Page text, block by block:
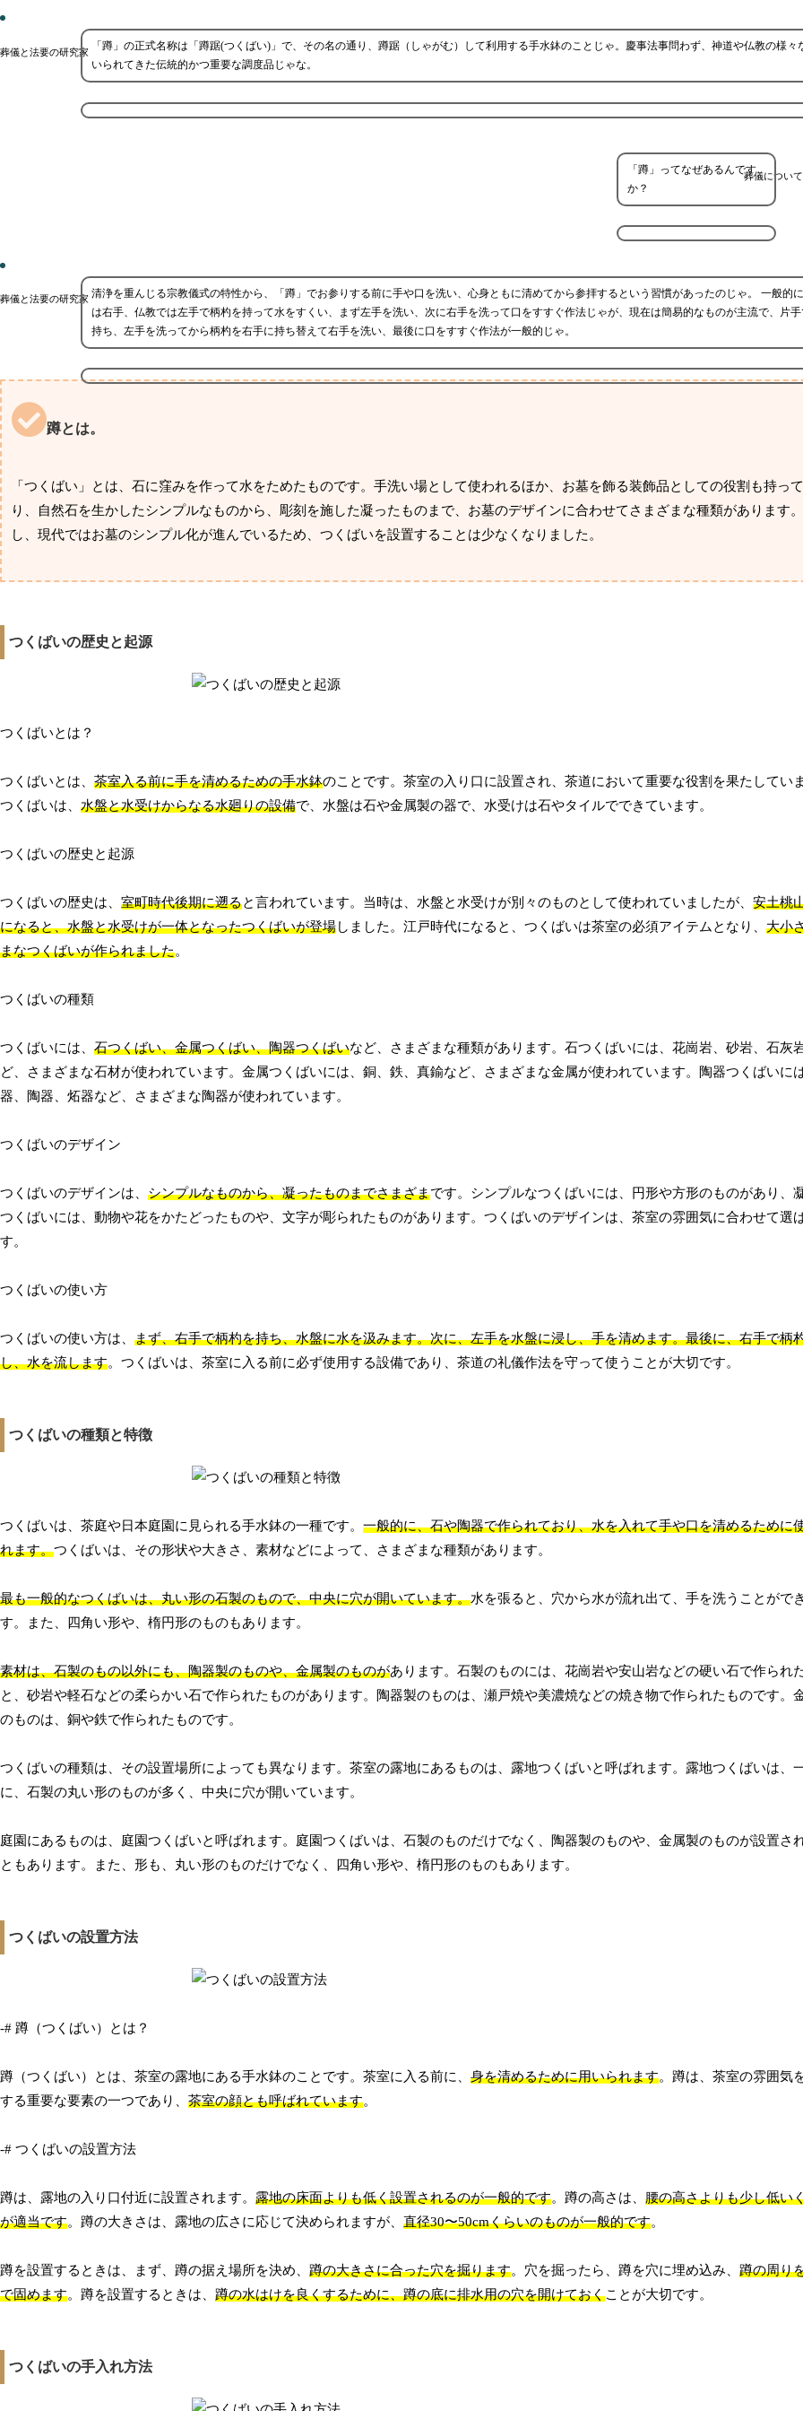
葬儀と法要の研究家
「蹲」の正式名称は「蹲踞(つくばい)」で、その名の通り、蹲踞（しゃがむ）して利用する手水鉢のことじゃ。慶事法事問わず、神道や仏教の様々
いられてきた伝統的かつ重要な調度品じゃな。
葬儀につい
「蹲」ってなぜあるんです
か？
葬儀と法要の研究家 清浄を重んじる宗教儀式の特性から、「蹲」でお参りする前に手や口を洗い、心身ともに清めてから参拝するという習慣があったのじゃ。 一般的
は右手、仏教では左手で柄杓を持って水をすくい、まず左手を洗い、次に右手を洗って口をすすぐ作法じゃが、現在は簡易的なものが主流で、片
持ち、左手を洗ってから柄杓を右手に持ち替えて右手を洗い、最後に口をすすぐ作法が一般的じゃ。
蹲とは。
「つくばい」とは、石に窪みを作って水をためたものです。手洗い場として使われるほか、お墓を飾る装飾品としての役割も持っ
り、自然石を生かしたシンプルなものから、彫刻を施した凝ったものまで、お墓のデザインに合わせてさまざまな種類があります
し、現代ではお墓のシンプル化が進んでいるため、つくばいを設置することは少なくなりました。
つくばいの歴史と起源
つくばいとは？
つくばいとは、 茶室入る前に手を清めるための手水鉢のことです。茶室の入り口に設置され、茶道において重要な役割を果たしていま
つくばいは、 水盤と水受けからなる水廻りの設備で、水盤は石や金属製の器で、水受けは石やタイルでできています。
つくばいの歴史と起源
つくばいの歴史は、 室町時代後期に遡ると言われています。当時は、水盤と水受けが別々のものとして使われていましたが、 安土桃
になると、水盤と水受けが一体となったつくばいが登場しました。江戸時代になると、つくばいは茶室の必須アイテムとなり、 大小
まなつくばいが作られました。
つくばいの種類
つくばいには、 石つくばい、金属つくばい、陶器つくばいなど、さまざまな種類があります。石つくばいには、花崗岩、砂岩、石灰
ど、さまざまな石材が使われています。金属つくばいには、銅、鉄、真鍮など、さまざまな金属が使われています。陶器つくばいに
器、陶器、炻器など、さまざまな陶器が使われています。
つくばいのデザイン
つくばいのデザインは、 シンプルなものから、凝ったものまでさまざまです。シンプルなつくばいには、円形や方形のものがあり、
つくばいには、動物や花をかたどったものや、文字が彫られたものがあります。つくばいのデザインは、茶室の雰囲気に合わせて選
す。
つくばいの使い方
つくばいの使い方は、 まず、右手で柄杓を持ち、水盤に水を汲みます。次に、左手を水盤に浸し、手を清めます。最後に、右手で柄
し、水を流します。つくばいは、茶室に入る前に必ず使用する設備であり、茶道の礼儀作法を守って使うことが大切です。
つくばいの種類と特徴
つくばいは、茶庭や日本庭園に見られる手水鉢の一種です。 一般的に、石や陶器で作られており、水を入れて手や口を清めるために
れます。つくばいは、その形状や大きさ、素材などによって、さまざまな種類があります。
最も一般的なつくばいは、丸い形の石製のもので、中央に穴が開いています。水を張ると、穴から水が流れ出て、手を洗うことがで
す。また、四角い形や、楕円形のものもあります。
素材は、石製のもの以外にも、陶器製のものや、金属製のものがあります。石製のものには、花崗岩や安山岩などの硬い石で作られ
と、砂岩や軽石などの柔らかい石で作られたものがあります。陶器製のものは、瀬戸焼や美濃焼などの焼き物で作られたものです。
のものは、銅や鉄で作られたものです。
つくばいの種類は、その設置場所によっても異なります。茶室の露地にあるものは、露地つくばいと呼ばれます。露地つくばいは、
に、石製の丸い形のものが多く、中央に穴が開いています。
庭園にあるものは、庭園つくばいと呼ばれます。庭園つくばいは、石製のものだけでなく、陶器製のものや、金属製のものが設置さ
ともあります。また、形も、丸い形のものだけでなく、四角い形や、楕円形のものもあります。
つくばいの設置方法
-# 蹲（つくばい）とは？
蹲（つくばい）とは、茶室の露地にある手水鉢のことです。茶室に入る前に、 身を清めるために用いられます。蹲は、茶室の雰囲気
する重要な要素の一つであり、 茶室の顔とも呼ばれています。
-# つくばいの設置方法
蹲は、露地の入り口付近に設置されます。 露地の床面よりも低く設置されるのが一般的です。蹲の高さは、 腰の高さよりも少し低い
が適当です。蹲の大きさは、露地の広さに応じて決められますが、 直径30〜50cmくらいのものが一般的です。
蹲を設置するときは、まず、蹲の据え場所を決め、 蹲の大きさに合った穴を掘ります。穴を掘ったら、蹲を穴に埋め込み、 蹲の周り
で固めます。蹲を設置するときは、 蹲の水はけを良くするために、蹲の底に排水用の穴を開けておくことが大切です。
つくばいの手入れ方法